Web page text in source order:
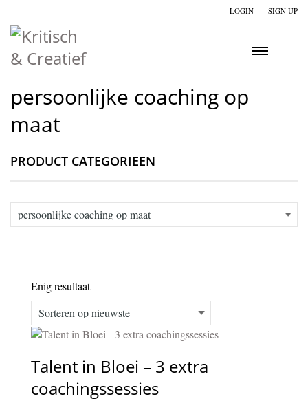
LOGIN SIGN UP
persoonlijke coaching op
maat
PRODUCT CATEGORIEEN
Enig resultaat
Talent in Bloei – 3 extra
coachingssessies